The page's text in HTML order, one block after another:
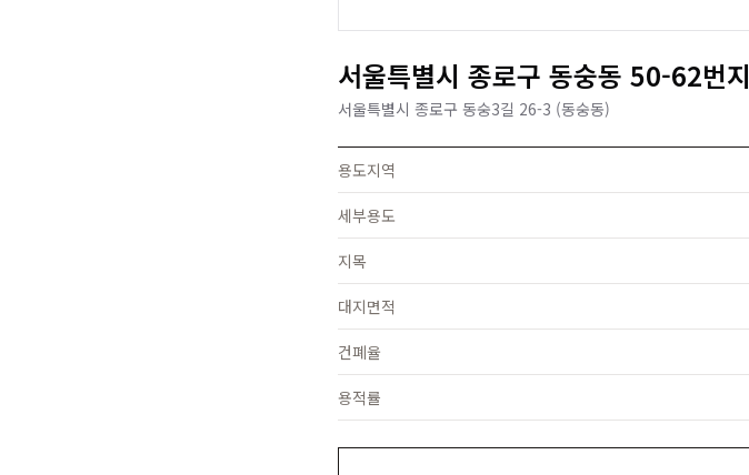
서울특별시 종로구 동숭동 50-62번지
서울특별시 종로구 동숭3길 26-3 (동숭동)
용도지역
세부용도
지목
대지면적
건폐율
용적률